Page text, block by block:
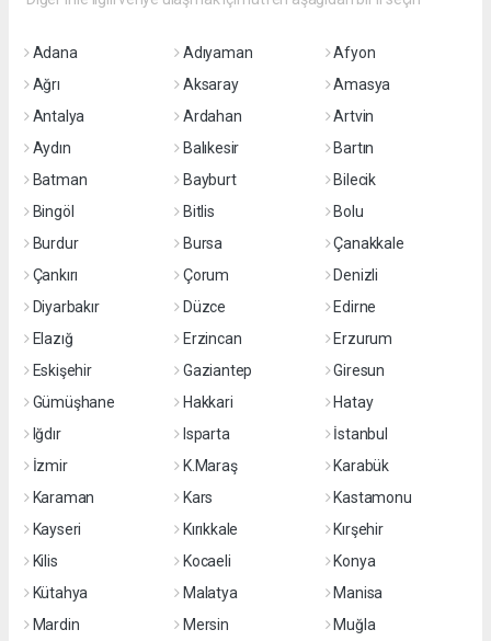
Adana Adıyaman
Afyon
Ağrı
Aksaray
Amasya
Antalya
Ardahan
Artvin
Aydın
Balıkesir
Bartın
Batman
Bayburt
Bilecik
Bingöl
Bitlis
Bolu
Burdur
Bursa
Çanakkale
Çankırı
Çorum
Denizli
Diyarbakır
Düzce
Edirne
Elazığ
Erzincan
Erzurum
Eskişehir
Gaziantep
Giresun
Gümüşhane
Hakkari
Hatay
Iğdır
Isparta
İstanbul
İzmir
K.Maraş
Karabük
Karaman
Kars
Kastamonu
Kayseri
Kırıkkale
Kırşehir
Kilis
Kocaeli
Konya
Kütahya
Malatya
Manisa
Mardin
Mersin Muğla